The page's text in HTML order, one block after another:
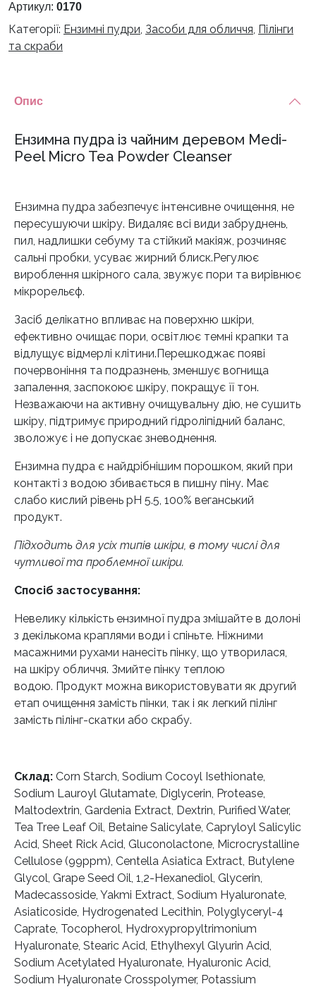
Артикул: 0170
Категорії: Ензимні пудри, Засоби для обличчя, Пілінги
та скраби
Опис
Ензимна пудра із чайним деревом Medi-
Peel Micro Tea Powder Cleanser
Ензимна пудра забезпечує інтенсивне очищення, не
пересушуючи шкіру. Видаляє всі види забруднень,
пил, надлишки себуму та стійкий макіяж, розчиняє
сальні пробки, усуває жирний блиск.Регулює
вироблення шкірного сала, звужує пори та вирівнює
мікрорельєф.
Засіб делікатно впливає на поверхню шкіри,
ефективно очищає пори, освітлює темні крапки та
відлущує відмерлі клітини.Перешкоджає появі
почервоніння та подразнень, зменшує вогнища
запалення, заспокоює шкіру, покращує її тон.
Незважаючи на активну очищувальну дію, не сушить
шкіру, підтримує природний гідроліпідний баланс,
зволожує і не допускає зневоднення.
Ензимна пудра є найдрібнішим порошком, який при
контакті з водою збивається в пишну піну. Має
слабо кислий рівень pH 5.5, 100% веганський
продукт.
Підходить для усіх типів шкіри, в тому числі для
чутливої та проблемної шкіри.
Спосіб застосування:
Невелику кількість ензимної пудра змішайте в долоні
з декількома краплями води і спіньте. Ніжними
масажними рухами нанесіть пінку, що утворилася,
на шкіру обличчя. Змийте пінку теплою
водою. Продукт можна використовувати як другий
етап очищення замість пінки, так і як легкий пілінг
замість пілінг-скатки або скрабу.
Склад: Corn Starch, Sodium Cocoyl Isethionate,
Sodium Lauroyl Glutamate, Diglycerin, Protease,
Maltodextrin, Gardenia Extract, Dextrin, Purified Water,
Tea Tree Leaf Oil, Betaine Salicylate, Capryloyl Salicylic
Acid, Sheet Rick Acid, Gluconolactone, Microcrystalline
Cellulose (99ppm), Centella Asiatica Extract, Butylene
Glycol, Grape Seed Oil, 1,2-Hexanediol, Glycerin,
Madecassoside, Yakmi Extract, Sodium Hyaluronate,
Asiaticoside, Hydrogenated Lecithin, Polyglyceryl-4
Caprate, Tocopherol, Hydroxypropyltrimonium
Hyaluronate, Stearic Acid, Ethylhexyl Glyurin Acid,
Sodium Acetylated Hyaluronate, Hyaluronic Acid,
Sodium Hyaluronate Crosspolymer, Potassium